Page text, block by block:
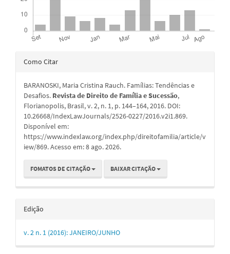
Detalhes
artigo
Como Citar
BARANOSKI, Maria Cristina Rauch. Famílias: Tendências e
Desafios. Revista de Direito de Família e Sucessão,
Florianopolis, Brasil, v. 2, n. 1, p. 144–164, 2016. DOI:
10.26668/IndexLawJournals/2526-0227/2016.v2i1.869.
Disponível em:
https://www.indexlaw.org/index.php/direitofamilia/article/v
iew/869. Acesso em: 8 ago. 2026.
FOMATOS DE CITAÇÃO BAIXAR CITAÇÃO
Edição
v. 2 n. 1 (2016): JANEIRO/JUNHO